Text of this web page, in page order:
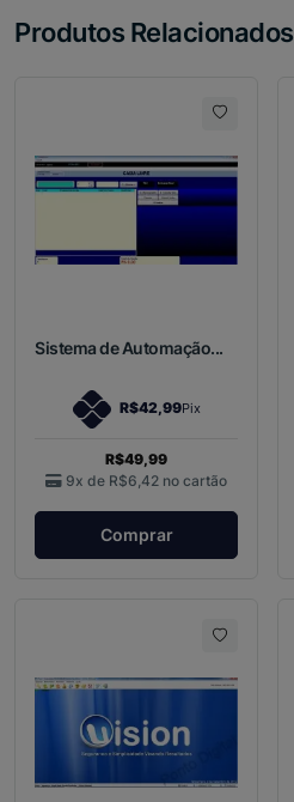
Produtos Relacionados
Sistema de Automação...
R$42,99Pix
R$49,99
9x de R$6,42 no cartão
Comprar